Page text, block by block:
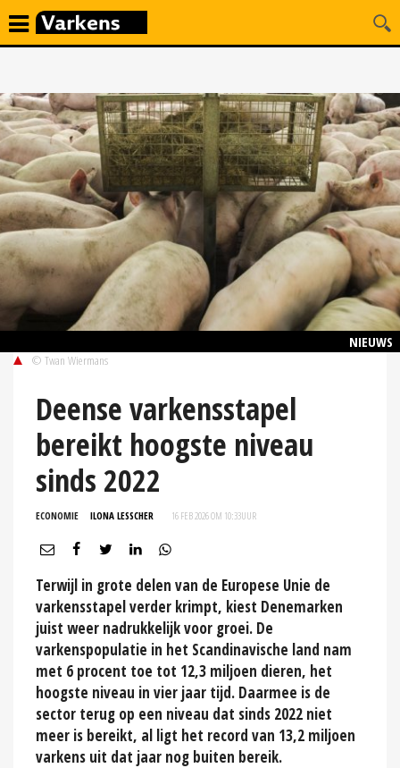
NIEUWS
© Twan Wiermans
Deense varkensstapel
bereikt hoogste niveau
sinds 2022
ECONOMIE ILONA LESSCHER 16 FEB 2026 OM 10:33UUR
Terwijl in grote delen van de Europese Unie de
varkensstapel verder krimpt, kiest Denemarken
juist weer nadrukkelijk voor groei. De
varkenspopulatie in het Scandinavische land nam
met 6 procent toe tot 12,3 miljoen dieren, het
hoogste niveau in vier jaar tijd. Daarmee is de
sector terug op een niveau dat sinds 2022 niet
meer is bereikt, al ligt het record van 13,2 miljoen
varkens uit dat jaar nog buiten bereik.